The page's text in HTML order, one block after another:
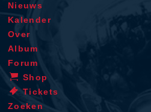
Nieuws
Kalender
Over
Album
Forum
Shop
Tickets
Zoeken